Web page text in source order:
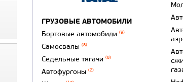
ГРУЗОВЫЕ АВТОМОБИЛИ
Бортовые автомобили (9)
Самосвалы (8)
Седельные тягачи (8)
Автофургоны (2)